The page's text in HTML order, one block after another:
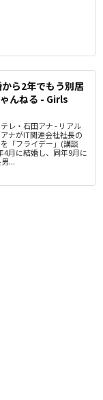
ら2年でもう別居
んねる - Girls
レ・石田アナ - リアル
ナがIT関連会社社長の
「フライデー」(講談
月に結婚し、同年9月に
...